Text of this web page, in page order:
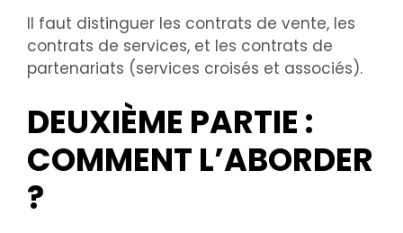
Il faut distinguer les contrats de vente, les
contrats de services, et les contrats de
partenariats (services croisés et associés).
DEUXIÈME PARTIE :
COMMENT L’ABORDER
?